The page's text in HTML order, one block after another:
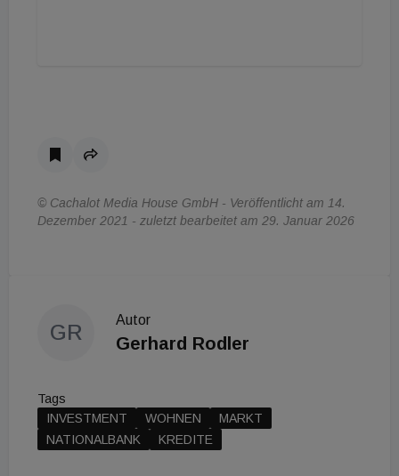
© Cachalot Media House GmbH - Veröffentlicht am 14.
Dezember 2021 - zuletzt bearbeitet am 29. Januar 2026
GR
Autor
Gerhard Rodler
Tags
INVESTMENT
WOHNEN
MARKT
NATIONALBANK
KREDITE